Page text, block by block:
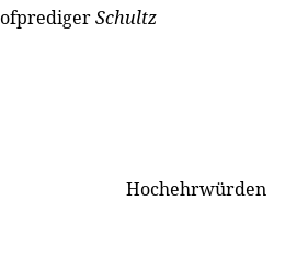
Schultz
Hochehrwürden